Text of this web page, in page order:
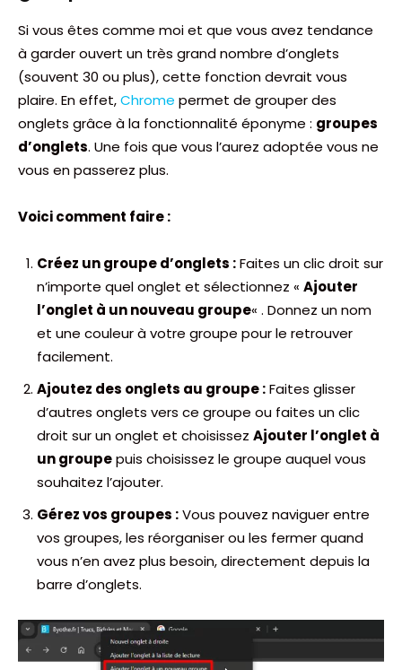
Si vous êtes comme moi et que vous avez tendance
à garder ouvert un très grand nombre d’onglets
(souvent 30 ou plus), cette fonction devrait vous
plaire. En effet,Chrome permet de grouper des
onglets grâce à la fonctionnalité éponyme : groupes
d’onglets. Une fois que vous l’aurez adoptée vous ne
vous en passerez plus.
Voici comment faire :
Créez un groupe d’onglets :Faites un clic droit sur
n’importe quel onglet et sélectionnez « Ajouter
l’onglet à un nouveau groupe« . Donnez un nom
et une couleur à votre groupe pour le retrouver
facilement.
Ajoutez des onglets au groupe :Faites glisser
d’autres onglets vers ce groupe ou faites un clic
droit sur un onglet et choisissez Ajouter l’onglet à
un groupepuis choisissez le groupe auquel vous
souhaitez l’ajouter.
Gérez vos groupes :Vous pouvez naviguer entre
vos groupes, les réorganiser ou les fermer quand
vous n’en avez plus besoin, directement depuis la
barre d’onglets.